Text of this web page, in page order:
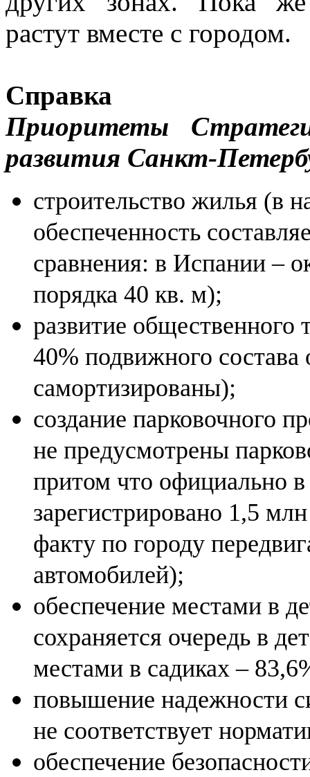
растут вместе с городом.
Справка
Приоритеты
развития Санкт-
строительство жилья (в
обеспеченность
сравнения: в Испании –
порядка 40 кв. м);
развитие общественного
40% подвижного состава
самортизированы);
создание парковочного
не предусмотрены
притом что официально
зарегистрировано 1,5
факту по городу
автомобилей);
обеспечение местами в
сохраняется очередь в
местами в садиках –
повышение надежности
не соответствует
обеспечение